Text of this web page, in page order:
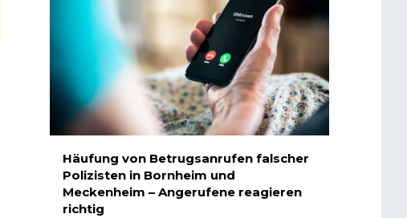
Häufung von Betrugsanrufen falscher
Polizisten in Bornheim und
Meckenheim – Angerufene reagieren
richtig